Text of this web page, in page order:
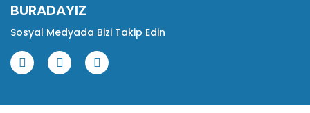
BURADAYIZ
Sosyal Medyada Bizi Takip Edin